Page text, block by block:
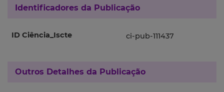
Identificadores da Publicação
ID Ciência_Iscte ci-pub-111437
Outros Detalhes da Publicação